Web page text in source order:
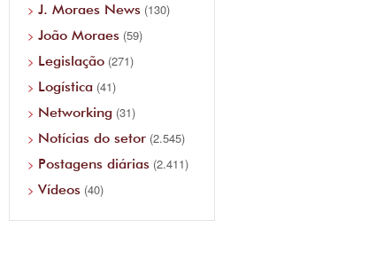
J. Moraes News (130)
João Moraes (59)
Legislação (271)
Logística (41)
Networking (31)
Notícias do setor (2.545)
Postagens diárias (2.411)
Vídeos (40)